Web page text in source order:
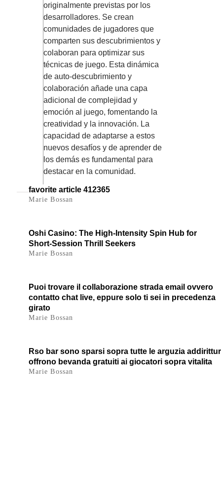
originalmente previstas por los
desarrolladores. Se crean
comunidades de jugadores que
comparten sus descubrimientos y
colaboran para optimizar sus
técnicas de juego. Esta dinámica
de auto-descubrimiento y
colaboración añade una capa
adicional de complejidad y
emoción al juego, fomentando la
creatividad y la innovación. La
capacidad de adaptarse a estos
nuevos desafíos y de aprender de
los demás es fundamental para
destacar en la comunidad.
favorite article 412365
Marie Bossan
Oshi Casino: The High‑Intensity Spin Hub for
Short‑Session Thrill Seekers
Marie Bossan
Puoi trovare il collaborazione strada email ovvero
contatto chat live, eppure solo ti sei in precedenza
girato
Marie Bossan
Rso bar sono sparsi sopra tutte le arguzia
offrono bevanda gratuiti ai giocatori sopra vitalita
Marie Bossan